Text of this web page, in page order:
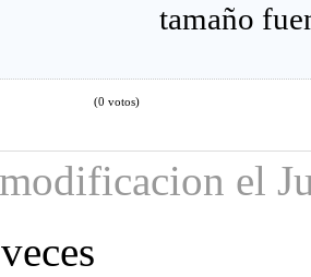
tamaño
(0 votos)
el
veces